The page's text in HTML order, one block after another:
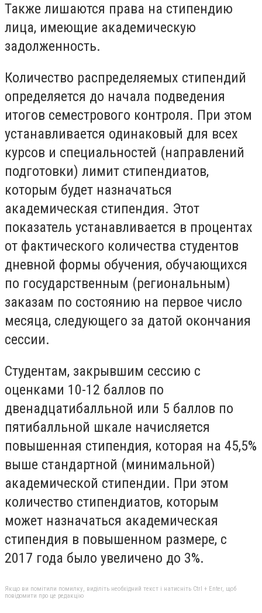
Также лишаются права на стипендию
лица, имеющие академическую
задолженность.
Количество распределяемых стипендий
определяется до начала подведения
итогов семестрового контроля. При этом
устанавливается одинаковый для всех
курсов и специальностей (направлений
подготовки) лимит стипендиатов,
которым будет назначаться
академическая стипендия. Этот
показатель устанавливается в процентах
от фактического количества студентов
дневной формы обучения, обучающихся
по государственным (региональным)
заказам по состоянию на первое число
месяца, следующего за датой окончания
сессии.
Студентам, закрывшим сессию с
оценками 10-12 баллов по
двенадцатибалльной или 5 баллов по
пятибалльной шкале начисляется
повышенная стипендия, которая на 45,5%
выше стандартной (минимальной)
академической стипендии. При этом
количество стипендиатов, которым
может назначаться академическая
стипендия в повышенном размере, с
2017 года было увеличено до 3%.
Якщо ви помітили помилку, виділіть необхідний текст і натисніть Ctrl + Enter, щоб
повідомити про це редакцію